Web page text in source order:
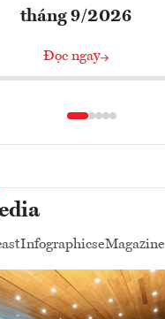
tháng 9/2026
Đọc ngay
InfographicseMagazine